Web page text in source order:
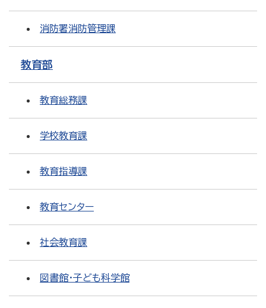
消防署消防管理課
教育部
教育総務課
学校教育課
教育指導課
教育センター
社会教育課
図書館・子ども科学館